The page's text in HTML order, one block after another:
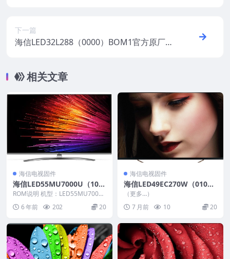
下一篇
海信LED32L288（0000）BOM1官方原厂U
相关文章
海信电视固件
海信LED55MU7000U（100
0）BOM2_C003_20160721
官方原厂USB刷机电视固件包
ROM说明 机型：LED55MU7000
U 固件版本：（1000） BOM：2
... 6 年前 202 20
海信电视固件
海信LED49EC270W（010
1）BOM2_C003_20161117_
U盘刷机固件
（更多…）
7 月前
10 20